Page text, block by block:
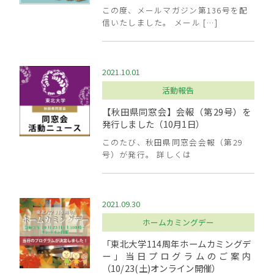
この度、メールマガジン第136号を配
信いたしました。 メール […]
2021.10.01
活動報告
【秋田県同窓会】会報（第29号）を
発行しました（10月1日）
このたび、秋田県同窓会会報（第29
号）が発行。 詳しくは
2021.09.30
ホームカミングデー
「東北大学114周年ホームカミングデ
ー」当日プログラムのご案内
（10/23(土)オンライン開催）